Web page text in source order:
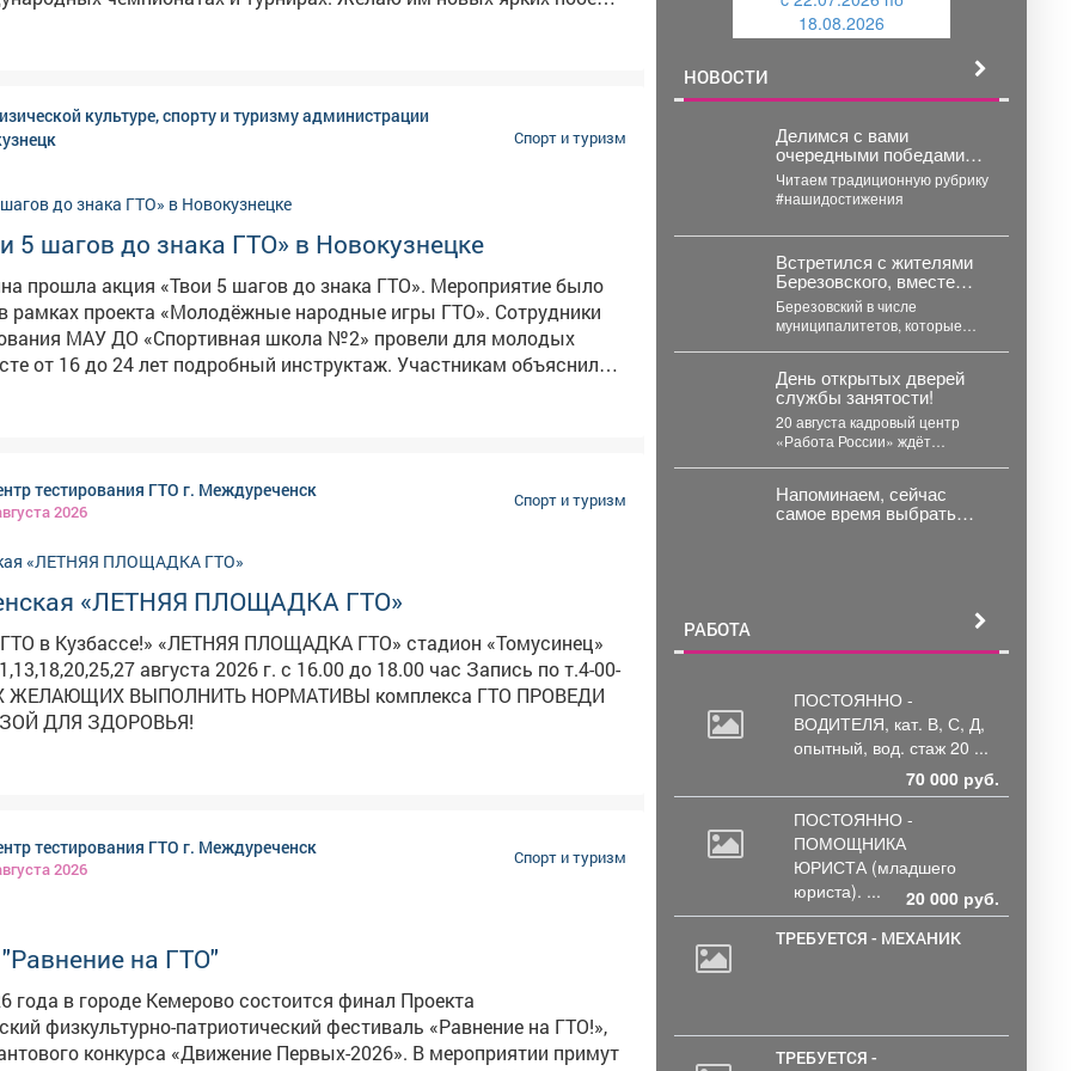
ветеранов спорта, которые заложили фундамент для этих
признательность - тренерам и наставникам, которые
нормой для всё большего числа междуреченцев. В городе
для занятий: спорткомплексы, трассы, городские пространства.
культуры и спорта трудятся мастера высочайшего уровня,
- в числе важнейших приоритетов. Будем и дальше стараться,
появлялись новые возможности для движения. Всем
здоровья, бодрости духа, энергии и успехов во всех начинаниях!
https://clck.su/NvqFH
культуре, спорту и туризму администрации
Спорт и туризм
5 шагов до знака ГТО» в Новокузнецке
прошла акция «Твои 5 шагов до знака ГТО». Мероприятие было
проекта «Молодёжные народные игры ГТО». Сотрудники
МАУ ДО «Спортивная школа №2» провели для молодых
от 16 до 24 лет подробный инструктаж. Участникам объяснили
знака отличия: - Регистрация на официальном
важной частью программы
Всероссийского физкультурно-спортивного комплекса «Готов к
(ГТО) и приобщению молодёжи к здоровому образу жизни. Для
детальной информации о графике работы центров тестирования
нормативов можно обратиться в центры тестирования
тестирования ГТО г. Междуреченск
2026
Спорт и туризм
«ЛЕТНЯЯ ПЛОЩАДКА ГТО»
ПЛОЩАДКА ГТО» стадион «Томусинец»
августа 2026 г. с 16.00 до 18.00 час Запись по т.4-00-
ВЫПОЛНИТЬ НОРМАТИВЫ комплекса ГТО ПРОВЕДИ
ДЛЯ ЗДОРОВЬЯ!
тестирования ГТО г. Междуреченск
2026
Спорт и туризм
на ГТО"
года в городе Кемерово состоится финал Проекта
физкультурно-патриотический фестиваль «Равнение на ГТО!»,
конкурса «Движение Первых-2026». В мероприятии примут
18.08.2026
НОВОСТИ
Делимся с вами
очередными победами
междуреченцев в
конкурсах и
соревнованиях.
Читаем традиционную рубрику
#нашидостижения
Встретился с жителями
Березовского, вместе
заслушали доклад главы
о развитии города.
Березовский в числе
муниципалитетов, которые
кризиса. Важно, что идет
работа...
День открытых дверей
службы занятости!
20 августа кадровый центр
«Работа России» ждёт
вакансий, индивидуальные...
Напоминаем, сейчас
самое время выбрать
РАБОТА
ПОСТОЯННО -
ВОДИТЕЛЯ, кат. В, С, Д,
опытный, вод. стаж 20 ...
70 000 руб.
ПОСТОЯННО -
ПОМОЩНИКА
ЮРИСТА (младшего
юриста). ...
20 000 руб.
ТРЕБУЕТСЯ - МЕХАНИК
ТРЕБУЕТСЯ -